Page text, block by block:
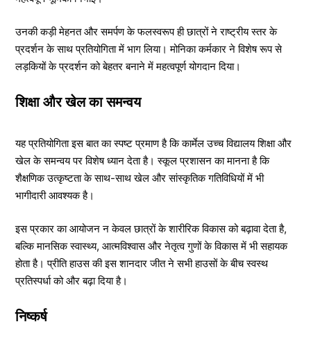
उनकी कड़ी मेहनत और समर्पण के फलस्वरूप ही छात्रों ने राष्ट्रीय स्तर के
प्रदर्शन के साथ प्रतियोगिता में भाग लिया। मोनिका कर्मकार ने विशेष रूप से
लड़कियों के प्रदर्शन को बेहतर बनाने में महत्वपूर्ण योगदान दिया।
शिक्षा और खेल का समन्वय
यह प्रतियोगिता इस बात का स्पष्ट प्रमाण है कि कार्मेल उच्च विद्यालय शिक्षा और
खेल के समन्वय पर विशेष ध्यान देता है। स्कूल प्रशासन का मानना है कि
शैक्षणिक उत्कृष्टता के साथ-साथ खेल और सांस्कृतिक गतिविधियों में भी
भागीदारी आवश्यक है।
इस प्रकार का आयोजन न केवल छात्रों के शारीरिक विकास को बढ़ावा देता है,
बल्कि मानसिक स्वास्थ्य, आत्मविश्वास और नेतृत्व गुणों के विकास में भी सहायक
होता है। प्रीति हाउस की इस शानदार जीत ने सभी हाउसों के बीच स्वस्थ
प्रतिस्पर्धा को और बढ़ा दिया है।
निष्कर्ष